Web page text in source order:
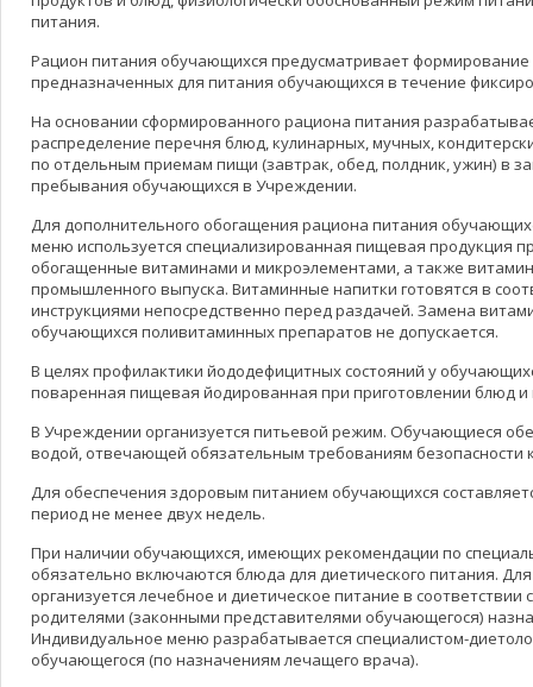
питания.
Рацион питания обучающихся предусматривает формирование
предназначенных для питания обучающихся в течение
На основании сформированного рациона питания
распределение перечня блюд, кулинарных, мучных,
по отдельным приемам пищи (завтрак, обед, полдник, ужин) в
пребывания обучающихся в Учреждении.
Для дополнительного обогащения рациона питания
меню используется специализированная пищевая продукция
обогащенные витаминами и микроэлементами, а также
промышленного выпуска. Витаминные напитки готовятся в
инструкциями непосредственно перед раздачей. Замена
обучающихся поливитаминных препаратов не допускается.
В целях профилактики йододефицитных состояний у
поваренная пищевая йодированная при приготовлении блюд и
В Учреждении организуется питьевой режим. Обучающиеся
водой, отвечающей обязательным требованиям безопасности
Для обеспечения здоровым питанием обучающихся
период не менее двух недель.
При наличии обучающихся, имеющих рекомендации по
обязательно включаются блюда для диетического питания.
организуется лечебное и диетическое питание в соответствии
родителями (законными представителями обучающегося)
Индивидуальное меню разрабатывается специалистом-
обучающегося (по назначениям лечащего врача).